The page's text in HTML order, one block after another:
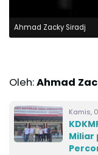
Ahmad Zacky Siradj
Oleh:Ahmad
Kamis,
Miliar